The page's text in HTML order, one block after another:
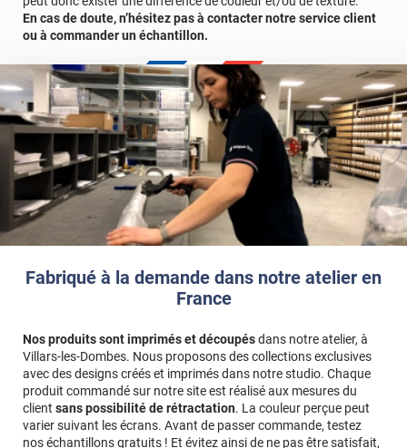
Fabriqué à la demande dans notre atelier en
France
Nos produits sont imprimés et découpésdans notre atelier, à
Villars-les-Dombes. Nous proposons des collections exclusives
avec des designs créés et imprimés dans notre studio. Chaque
produit commandé sur notre site est réalisé aux mesures du
client sans possibilité de rétractation. La couleur perçue peut
varier suivant les écrans. Avant de passer commande, testez
nos échantillons gratuits ! Et évitez ainsi de ne pas être satisfait,
En cas de doute, n’hésitez pas à contacter notre service client
ou à commander un échantillon.